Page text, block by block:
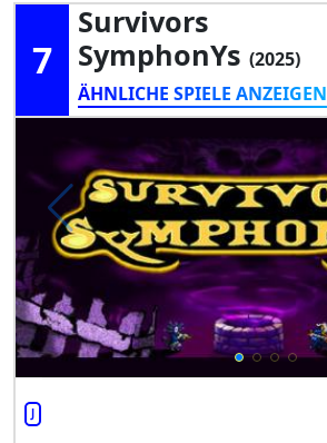
7
Survivors
SymphonYs (2025)
ÄHNLICHE SPIELE ANZEIGEN
J